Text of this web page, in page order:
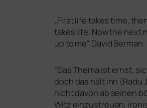
„First life takes time,
takes life. Now the next
up to me“ David Berman
“Das Thema ist ernst,
doch das hält ihn (Radu
nicht davon ab sei­nen
Witz ein­zu­streu­en,